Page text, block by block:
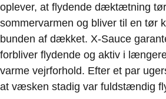
oplever, at flydende dæktætning
sommervarmen og bliver til en tør
bunden af dækket. X-Sauce
forbliver flydende og aktiv i
varme vejrforhold. Efter et par
at væsken stadig var fuldstændig